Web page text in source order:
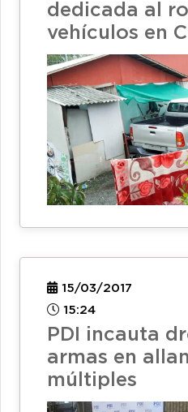
dedicada al
vehículos en
15/03/2017
15:24
PDI incauta
armas en
múltiples